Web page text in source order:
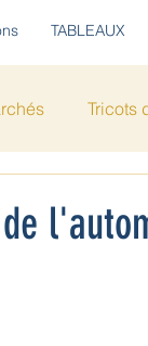
TABLEAUX
Tricots